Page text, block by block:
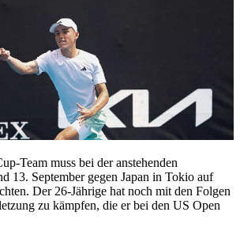
Team muss bei der anstehenden
13. September gegen Japan in Tokio auf
Der 26-Jährige hat noch mit den Folgen
zu kämpfen, die er bei den US Open